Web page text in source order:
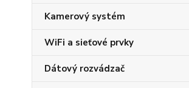
Kamerový systém
WiFi a sieťové prvky
Dátový rozvádzač